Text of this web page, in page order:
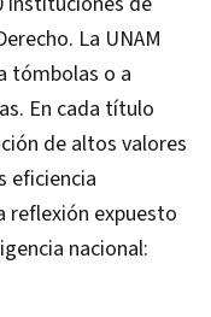
La UNAM
tómbolas o a
En cada título
de altos valores
eficiencia
reflexión expuesto
nacional: